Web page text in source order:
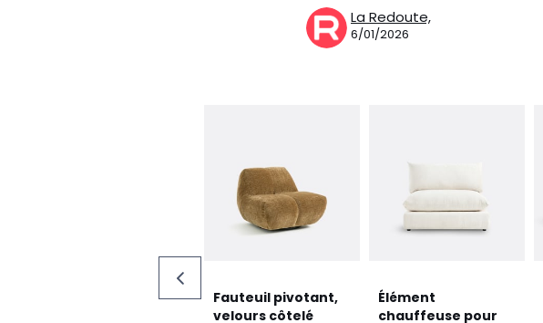
La Redoute,
6/01/2026
Fauteuil pivotant,
velours côtelé
Élément
chauffeuse pour